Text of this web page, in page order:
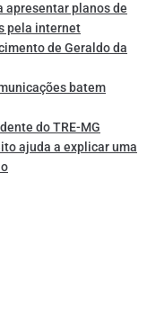
apresentar planos de
pela internet
de Geraldo da
batem
do TRE-MG
ajuda a explicar uma